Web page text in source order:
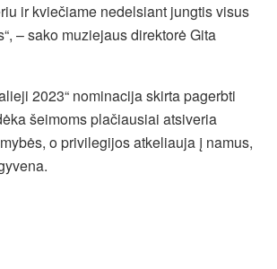
ir kviečiame nedelsiant jungtis visus
– sako muziejaus direktorė Gita
2023“ nominacija skirta pagerbti
šeimoms plačiausiai atsiveria
o privilegijos atkeliauja į namus,